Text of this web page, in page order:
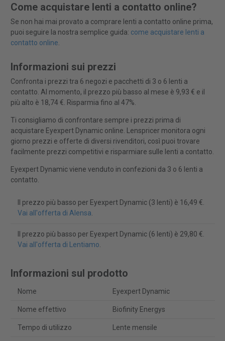
Come acquistare lenti a contatto online?
Se non hai mai provato a comprare lenti a contatto online prima,
puoi seguire la nostra semplice guida: come acquistare lenti a
contatto online.
Informazioni sui prezzi
Confronta i prezzi tra 6 negozi e pacchetti di 3 o 6 lenti a
contatto. Al momento, il prezzo più basso al mese è 9,93 € e il
più alto è 18,74 €. Risparmia fino al 47%.
Ti consigliamo di confrontare sempre i prezzi prima di
acquistare Eyexpert Dynamic online. Lenspricer monitora ogni
giorno prezzi e offerte di diversi rivenditori, così puoi trovare
facilmente prezzi competitivi e risparmiare sulle lenti a contatto.
Eyexpert Dynamic viene venduto in confezioni da 3 o 6 lenti a
contatto.
Il prezzo più basso per Eyexpert Dynamic (3 lenti) è 16,49 €.
Vai all'offerta di Alensa.
Il prezzo più basso per Eyexpert Dynamic (6 lenti) è 29,80 €.
Vai all'offerta di Lentiamo.
Informazioni sul prodotto
Nome Eyexpert Dynamic
Nome effettivo Biofinity Energys
Tempo di utilizzo Lente mensile